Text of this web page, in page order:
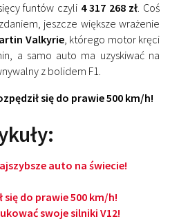
funtów czyli 4 317 268 zł. Coś
jeszcze większe wrażenie
Valkyrie, którego motor kręci
a samo auto ma uzyskiwać na
z bolidem F1.
się do prawie 500 km/h!
auto na świecie!
do prawie 500 km/h!
swoje silniki V12!